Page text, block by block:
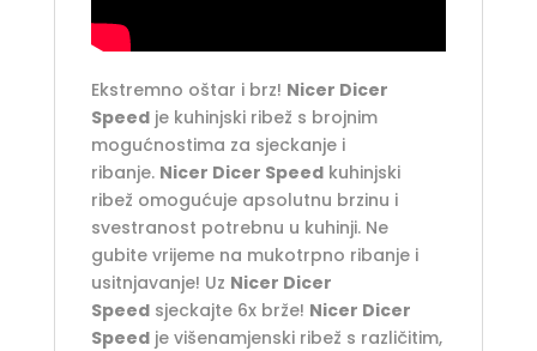
Ekstremno oštar i brz! Nicer Dicer
Speed​​je kuhinjski ribež s brojnim
mogućnostima za sjeckanje i
ribanje. Nicer Dicer Speed​ kuhinjski
ribež omogućuje apsolutnu brzinu i
svestranost potrebnu u kuhinji. Ne
gubite vrijeme na mukotrpno ribanje i
usitnjavanje! Uz Nicer Dicer
Speedsjeckajte 6x brže! Nicer Dicer
Speedje višenamjenski ribež s različitim,